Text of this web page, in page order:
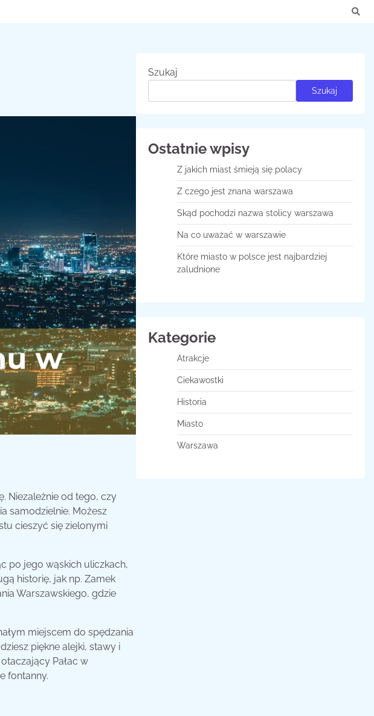
Niezależnie od tego, czy
samodzielnie. Możesz
cieszyć się zielonymi
po jego wąskich uliczkach,
historię, jak np. Zamek
Warszawskiego, gdzie
miejscem do spędzania
piękne alejki, stawy i
Pałac w
fontanny.
Szukaj
Szukaj
Ostatnie wpisy
Z jakich miast śmieją się polacy
Z czego jest znana warszawa
Skąd pochodzi nazwa stolicy warszawa
Na co uważać w warszawie
Które miasto w polsce jest najbardziej
zaludnione
Kategorie
Atrakcje
Ciekawostki
Historia
Miasto
Warszawa